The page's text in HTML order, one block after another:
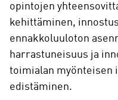
opintojen
kehittäminen,
ennakkoluuloton
harrastuneisuus ja
toimialan myönteisen
edistäminen.